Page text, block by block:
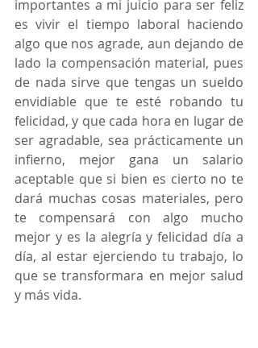
importantes a mi juicio para ser feliz
es vivir el tiempo laboral haciendo
algo que nos agrade, aun dejando de
lado la compensación material, pues
de nada sirve que tengas un sueldo
envidiable que te esté robando tu
felicidad, y que cada hora en lugar de
ser agradable, sea prácticamente un
infierno, mejor gana un salario
aceptable que si bien es cierto no te
dará muchas cosas materiales, pero
te compensará con algo mucho
mejor y es la alegría y felicidad día a
día, al estar ejerciendo tu trabajo, lo
que se transformara en mejor salud
y más vida.